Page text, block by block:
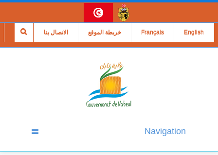
الاتصال بنا خريطة الموقع Français English
Navigation